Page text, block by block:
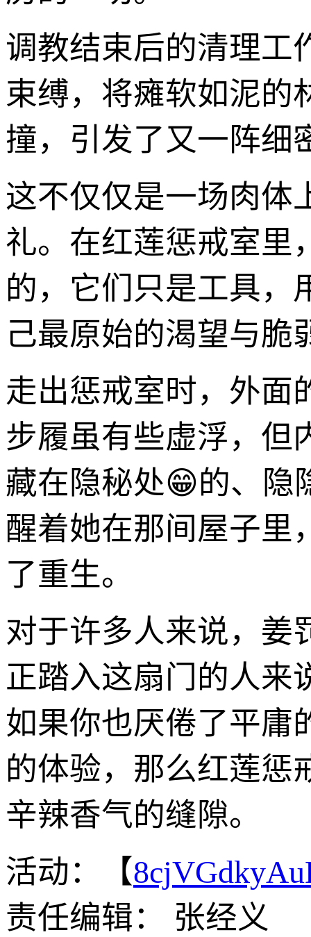
调教结束后的清理工
束缚，将瘫软如泥的
撞，引发了又一阵细
这不仅仅是一场肉体
礼。在红莲惩戒室里
的，它们只是工具，
己最原始的渴望与脆
走出惩戒室时，外面
步履虽有些虚浮，但
藏在隐秘处😁的、隐
醒着她在那间屋子里
了重生。
对于许多人来说，姜
正踏入这扇门的人来
如果你也厌倦了平庸
的体验，那么红莲惩
辛辣香气的缝隙。
活动：【
责任编辑： 张经义